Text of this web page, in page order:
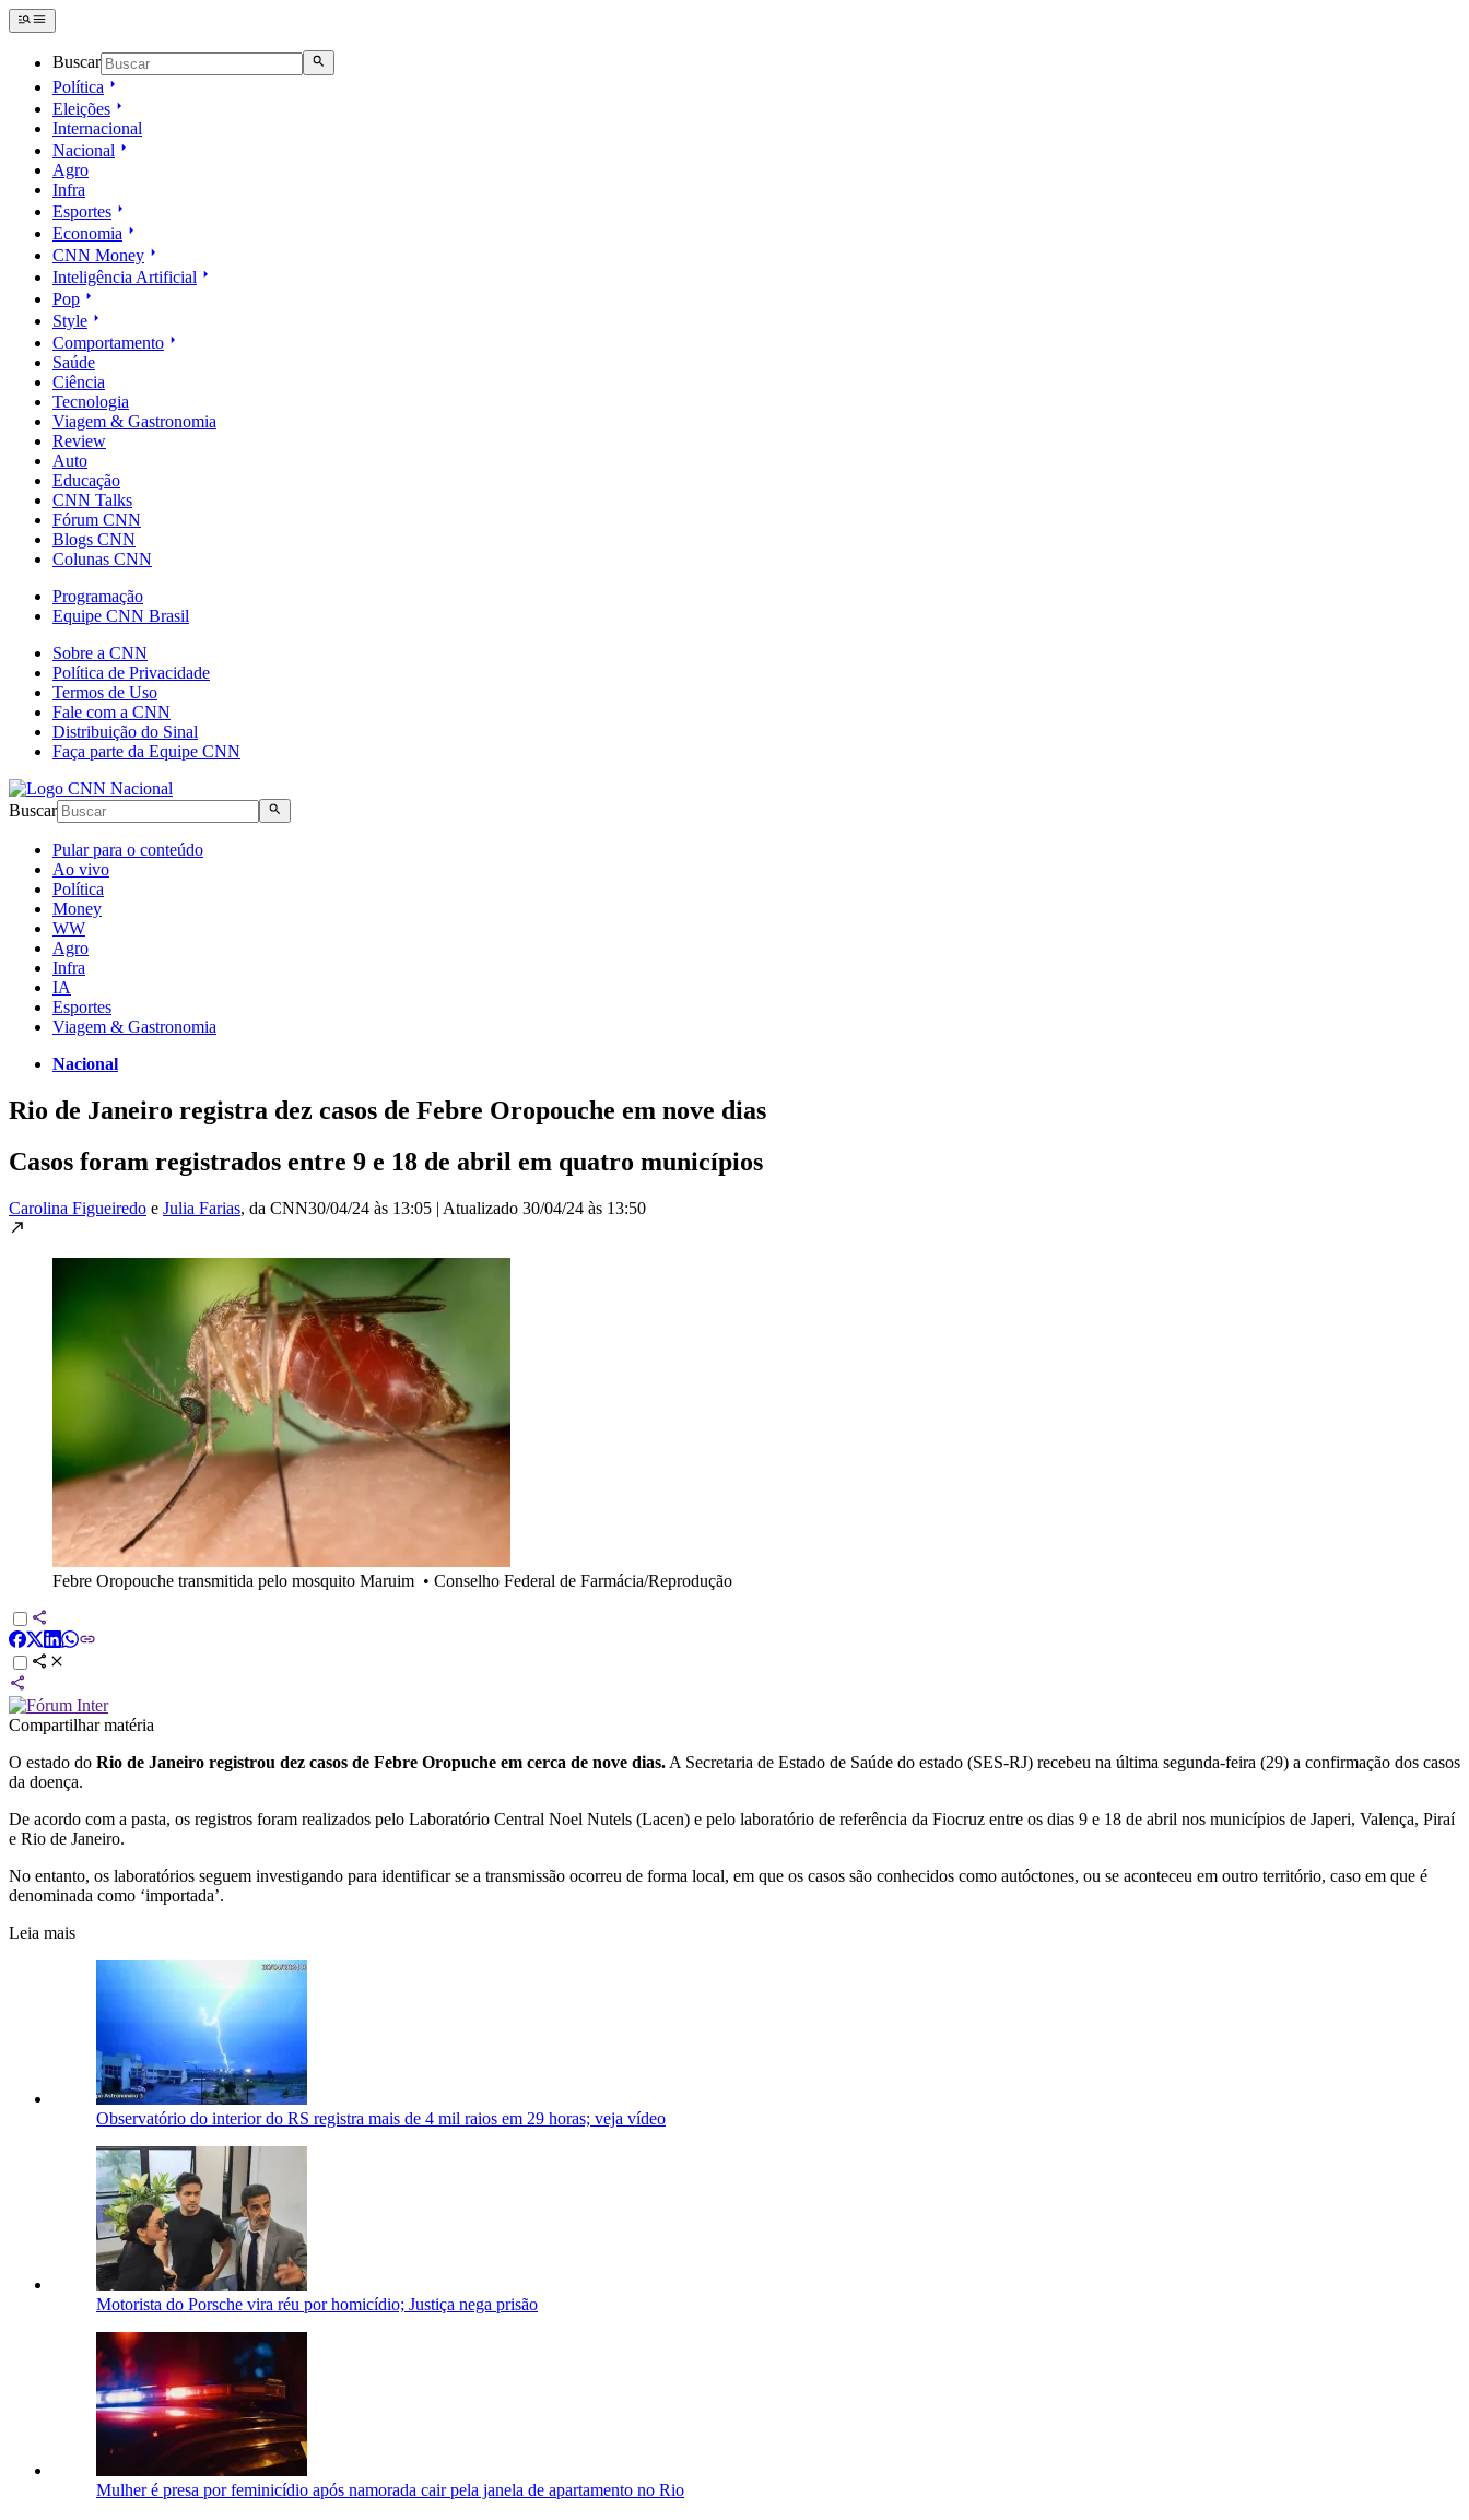
Buscar
Política
Eleições
Internacional
Nacional
Agro
Infra
Esportes
Economia
CNN Money
Inteligência Artificial
Pop
Style
Comportamento
Saúde
Ciência
Tecnologia
Viagem & Gastronomia
Review
Auto
Educação
CNN Talks
Fórum CNN
Blogs CNN
Colunas CNN
Programação
Equipe CNN Brasil
Sobre a CNN
Política de Privacidade
Termos de Uso
Fale com a CNN
Distribuição do Sinal
Faça parte da Equipe CNN
Buscar
Pular para o conteúdo
Ao vivo
Política
Money
WW
Agro
Infra
IA
Esportes
Viagem & Gastronomia
Nacional
Rio de Janeiro registra dez casos de Febre Oropouche em nove dias
Casos foram registrados entre 9 e 18 de abril em quatro municípios
Carolina Figueiredo e Julia Farias, da CNN30/04/24 às 13:05 | Atualizado 30/04/24 às 13:50
Febre Oropouche transmitida pelo mosquito Maruim • Conselho Federal de Farmácia/Reprodução
Compartilhar matéria
O estado do Rio de Janeiro registrou dez casos de Febre Oropuche em cerca de nove dias. A Secretaria de Estado de Saúde do estado (SES-RJ) recebeu na última segunda-feira (29) a confirmação dos casos
da doença.
De acordo com a pasta, os registros foram realizados pelo Laboratório Central Noel Nutels (Lacen) e pelo laboratório de referência da Fiocruz entre os dias 9 e 18 de abril nos municípios de Japeri, Valença, Piraí
e Rio de Janeiro.
No entanto, os laboratórios seguem investigando para identificar se a transmissão ocorreu de forma local, em que os casos são conhecidos como autóctones, ou se aconteceu em outro território, caso em que é
denominada como ‘importada’.
Leia mais
Observatório do interior do RS registra mais de 4 mil raios em 29 horas; veja vídeo
Motorista do Porsche vira réu por homicídio; Justiça nega prisão
Mulher é presa por feminicídio após namorada cair pela janela de apartamento no Rio